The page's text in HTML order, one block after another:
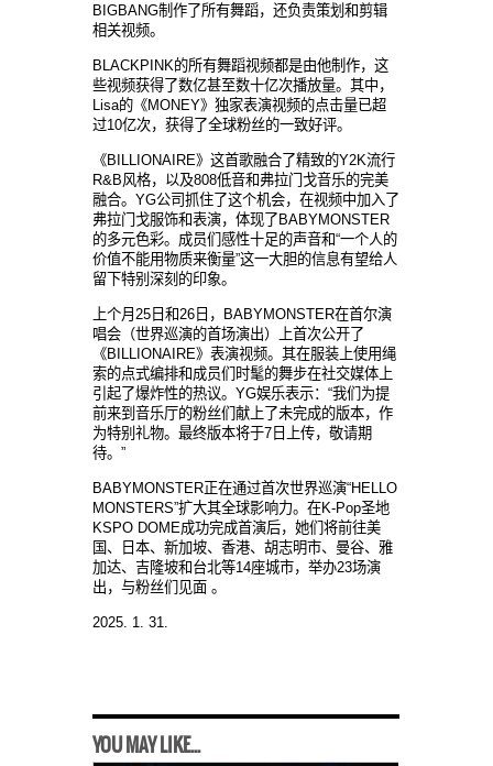
BIGBANG制作了所有舞蹈，还负责策划和剪辑
相关视频。
BLACKPINK的所有舞蹈视频都是由他制作，这
些视频获得了数亿甚至数十亿次播放量。其中，
Lisa的《MONEY》独家表演视频的点击量已超
过10亿次，获得了全球粉丝的一致好评。
《BILLIONAIRE》这首歌融合了精致的Y2K流行
R&B风格，以及808低音和弗拉门戈音乐的完美
融合。YG公司抓住了这个机会，在视频中加入了
弗拉门戈服饰和表演，体现了BABYMONSTER
的多元色彩。成员们感性十足的声音和“一个人的
价值不能用物质来衡量”这一大胆的信息有望给人
留下特别深刻的印象。
上个月25日和26日，BABYMONSTER在首尔演
唱会（世界巡演的首场演出）上首次公开了
《BILLIONAIRE》表演视频。其在服装上使用绳
索的点式编排和成员们时髦的舞步在社交媒体上
引起了爆炸性的热议。YG娱乐表示：“我们为提
前来到音乐厅的粉丝们献上了未完成的版本，作
为特别礼物。最终版本将于7日上传，敬请期
待。”
BABYMONSTER正在通过首次世界巡演“HELLO
MONSTERS”扩大其全球影响力。在K-Pop圣地
KSPO DOME成功完成首演后，她们将前往美
国、日本、新加坡、香港、胡志明市、曼谷、雅
加达、吉隆坡和台北等14座城市，举办23场演
出，与粉丝们见面 。
2025. 1. 31.
YOU MAY LIKE...